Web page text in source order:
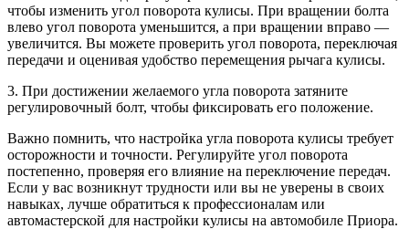
чтобы изменить угол поворота кулисы. При вращении болта
влево угол поворота уменьшится, а при вращении вправо —
увеличится. Вы можете проверить угол поворота, переключая
передачи и оценивая удобство перемещения рычага кулисы.
3. При достижении желаемого угла поворота затяните
регулировочный болт, чтобы фиксировать его положение.
Важно помнить, что настройка угла поворота кулисы требует
осторожности и точности. Регулируйте угол поворота
постепенно, проверяя его влияние на переключение передач.
Если у вас возникнут трудности или вы не уверены в своих
навыках, лучше обратиться к профессионалам или
автомастерской для настройки кулисы на автомобиле Приора.